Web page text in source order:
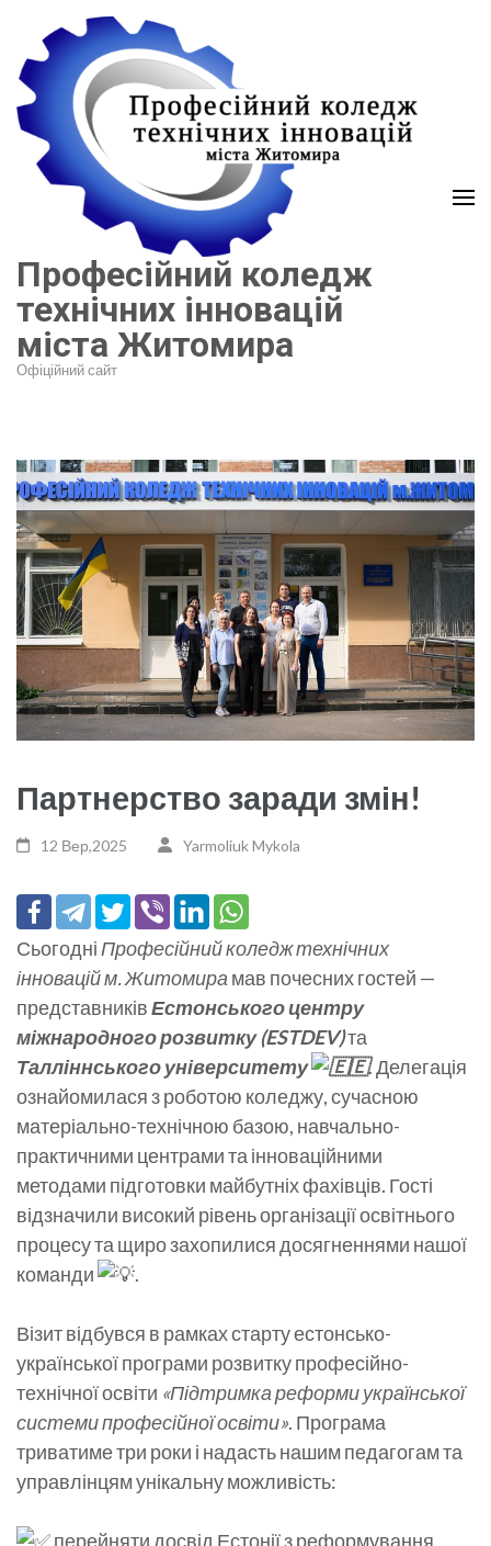
вмісту
(натисніть
Enter)
Професійний коледж
технічних інновацій
міста Житомира
Офіційний сайт
Партнерство заради змін!
12 Вер,2025 Yarmoliuk Mykola
СьогодніПрофесійний коледж технічних
інновацій м. Житомира мав почесних гостей —
представниківЕстонського центру
міжнародного розвитку (ESTDEV)та
Талліннського університету
. Делегація
ознайомилася з роботою коледжу, сучасною
матеріально-технічною базою, навчально-
практичними центрами та інноваційними
методами підготовки майбутніх фахівців. Гості
відзначили високий рівень організації освітнього
процесу та щиро захопилися досягненнями нашої
команди
.
Візит відбувся в рамках старту естонсько-
української програми розвитку професійно-
технічної освіти «Підтримка реформи української
системи професійної освіти». Програма
триватиме три роки і надасть нашим педагогам та
управлінцям унікальну можливість:
перейняти досвід Естонії з реформування